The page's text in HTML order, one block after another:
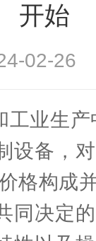
开始
02-
业生产
设备，
格构成
同决定